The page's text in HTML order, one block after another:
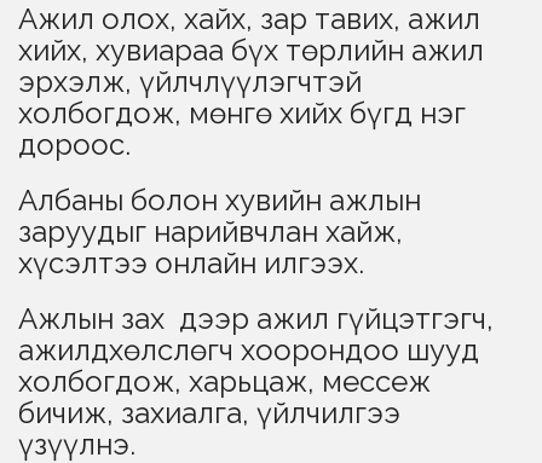
Ажил олох, хайх, зар тавих, ажил
хийх, хувиараа бүх төрлийн ажил
эрхэлж, үйлчлүүлэгчтэй
холбогдож, мөнгө хийх бүгд нэг
дороос.
Албаны болон хувийн ажлын
заруудыг нарийвчлан хайж,
хүсэлтээ онлайн илгээх.
Ажлын зах дээр ажил гүйцэтгэгч,
ажилдхөлслөгч хоорондоо шууд
холбогдож, харьцаж, мессеж
бичиж, захиалга, үйлчилгээ
үзүүлнэ.